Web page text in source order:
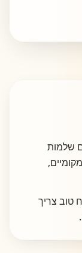
שלמות
טוב צריך